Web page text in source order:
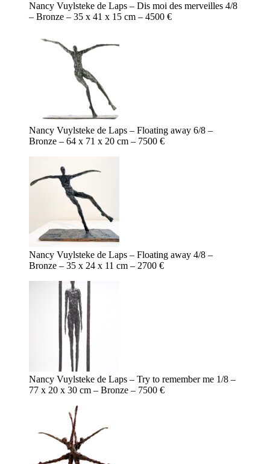
Nancy Vuylsteke de Laps – Dis moi des merveilles 4/8
– Bronze – 35 x 41 x 15 cm – 4500 €
Nancy Vuylsteke de Laps – Floating away 6/8 –
Bronze – 64 x 71 x 20 cm – 7500 €
Nancy Vuylsteke de Laps – Floating away 4/8 –
Bronze – 35 x 24 x 11 cm – 2700 €
Nancy Vuylsteke de Laps – Try to remember me 1/8 –
77 x 20 x 30 cm – Bronze – 7500 €